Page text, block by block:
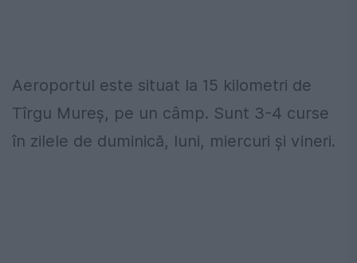
Aeroportul este situat la 15 kilometri de
Tîrgu Mureș, pe un câmp. Sunt 3-4 curse
în zilele de duminică, luni, miercuri și vineri.